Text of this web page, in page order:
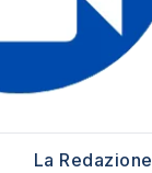
La Redazione